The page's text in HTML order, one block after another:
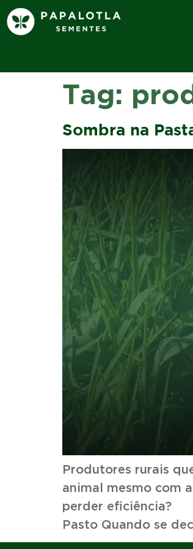
Tag:
Sombra na
Produtores rurais
animal mesmo com
perder
Pasto Quando se